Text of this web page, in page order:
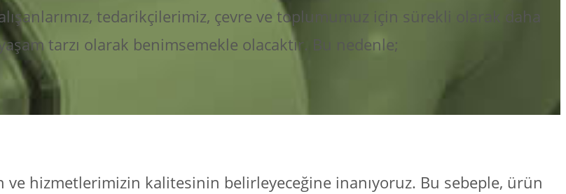
tedarikçilerimiz, çevre ve toplumumuz için sürekli olarak daha
tarzı olarak benimsemekle olacaktır. Bu nedenle;
hizmetlerimizin kalitesinin belirleyeceğine inanıyoruz. Bu sebeple, ürün